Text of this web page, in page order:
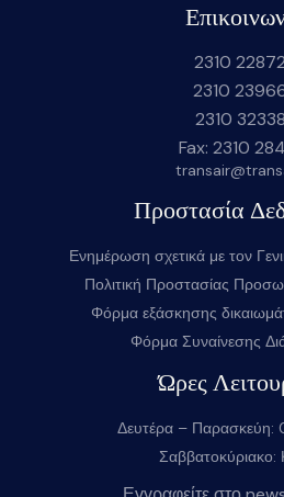
2310
2310
2310
Fax: 2310
Προστασία
Ενημέρωση σχετικά με τον
Πολιτική Προστασίας
Φόρμα εξάσκησης
Φόρμα Συναίνεσης
Ώρες
Δευτέρα – Παρασκεύη:
Σαββατοκύριακο: